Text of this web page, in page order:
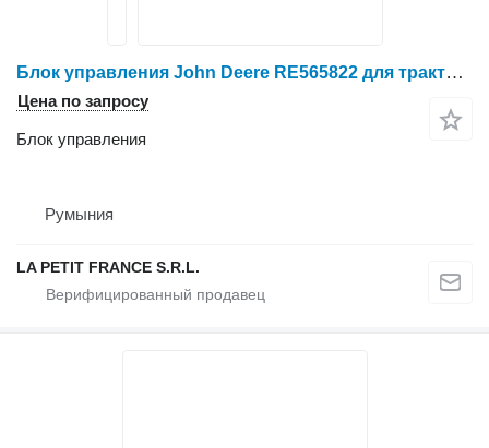
Блок управления John Deere RE565822 для трактора колесного John Deere 8400R
Цена по запросу
Блок управления
Румыния
LA PETIT FRANCE S.R.L.